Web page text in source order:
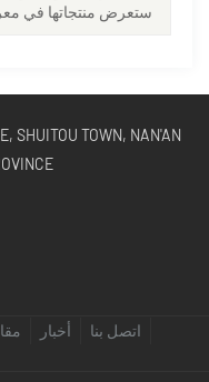
ستعرض منتجاتها في
أخبار
اتصل بنا